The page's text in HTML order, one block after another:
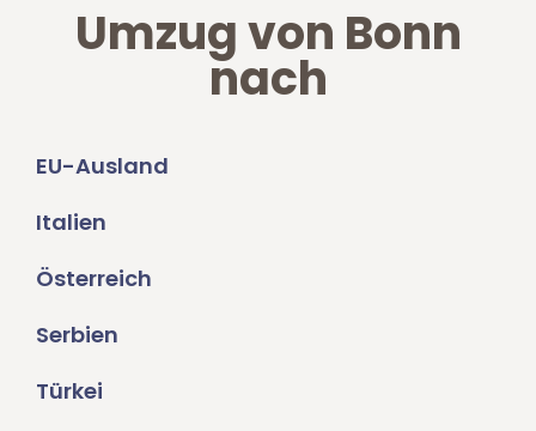
Umzug von Bonn
nach
EU-Ausland
Italien
Österreich
Serbien
Türkei